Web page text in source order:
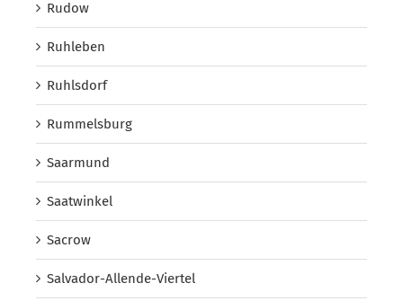
Rudow
Ruhleben
Ruhlsdorf
Rummelsburg
Saarmund
Saatwinkel
Sacrow
Salvador-Allende-Viertel